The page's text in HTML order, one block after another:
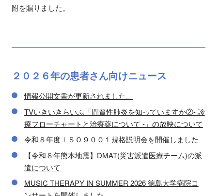
附を賜りました。
２０２６年の患者さん向けニュース
情報公開文書が更新されました。
TVいきいきらいふ「間質性肺炎を知っていますか②- 診
療フローチャートと治療薬について -」の放映について
令和８年度ＩＳＯ９００１規格説明会を開催しました
【令和８年熊本地震】DMAT(災害派遣医療チーム)の派
遣について
MUSIC THERAPY IN SUMMER 2026 徳島大学病院コ